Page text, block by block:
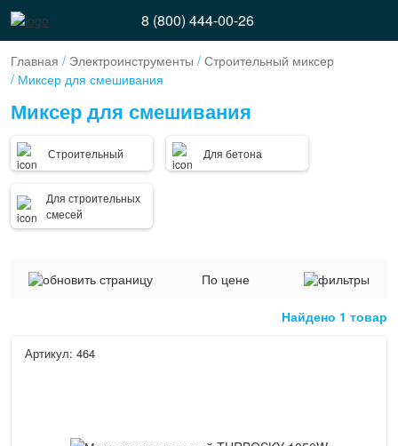
8 (800) 444-00-26
Главная / Электроинструменты / Строительный миксер
/ Миксер для смешивания
Миксер для смешивания
Строительный Для бетона
Для строительных
смесей
По цене
Найдено 1 товар
Артикул: 464